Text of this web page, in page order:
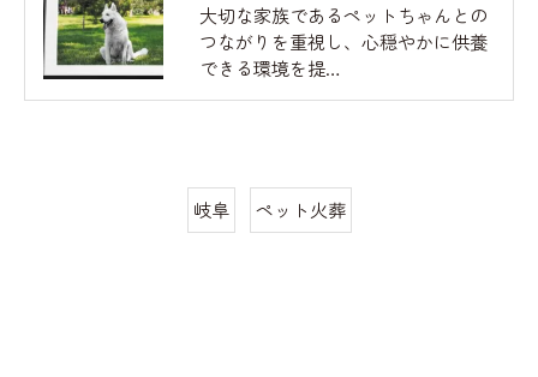
大切な家族であるペットちゃんとの
つながりを重視し、心穏やかに供養
できる環境を提…
岐阜 ペット火葬